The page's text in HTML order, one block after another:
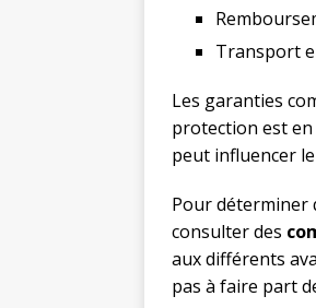
Transport
Les garanties
protection est
peut influencer
Pour déterminer
consulter des
aux différents
pas à faire part